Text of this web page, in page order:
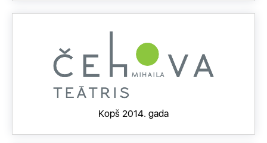
Kopš 2014. gada